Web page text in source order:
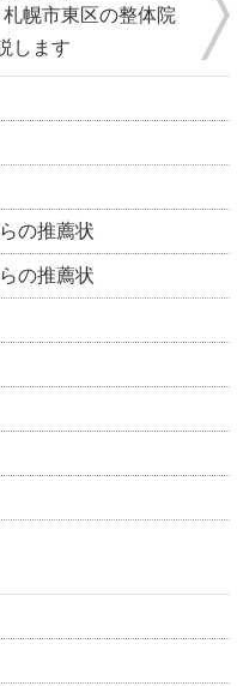
幌市東区の整体院
します
の推薦状
の推薦状